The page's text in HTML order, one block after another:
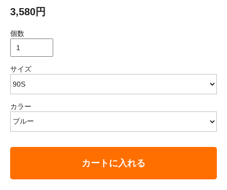
3,580円
個数
サイズ
カラー
カートに入れる